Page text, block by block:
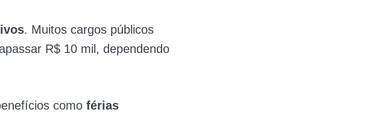
. Muitos cargos públicos
R$ 10 mil, dependendo
como férias